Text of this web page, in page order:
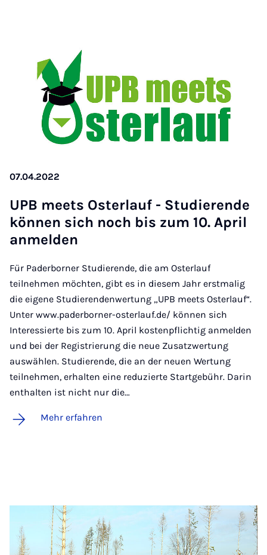
07.04.2022
UPB meets Os­ter­lauf - Stu­die­ren­de
kön­nen sich noch bis zum 10. April
an­mel­den
Für Paderborner Studierende, die am Osterlauf
teilnehmen möchten, gibt es in diesem Jahr erstmalig
die eigene Studierendenwertung „UPB meets Osterlauf“.
Unter www.paderborner-osterlauf.de/ können sich
Interessierte bis zum 10. April kostenpflichtig anmelden
und bei der Registrierung die neue Zusatzwertung
auswählen. Studierende, die an der neuen Wertung
teilnehmen, erhalten eine reduzierte Startgebühr. Darin
enthalten ist nicht nur die…
Mehr erfahren